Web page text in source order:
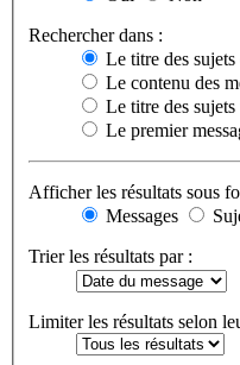
Rechercher dans :
Le titre des sujets
Le contenu des
Le titre des
Le premier
Afficher les résultats sous
Messages
Trier les résultats par :
Limiter les résultats selon